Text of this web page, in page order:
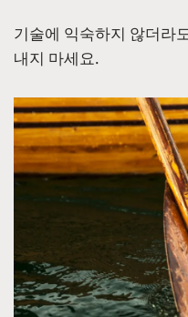
기술에 익숙하지 않더라
내지 마세요.